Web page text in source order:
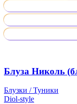
Блуза Николь
Блузки / Туники
Diol-style